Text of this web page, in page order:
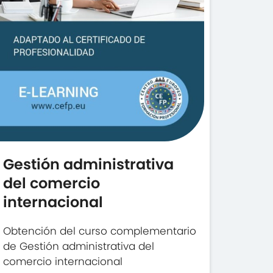
Gestión administrativa
del comercio
internacional
Obtención del curso complementario
de Gestión administrativa del
comercio internacional